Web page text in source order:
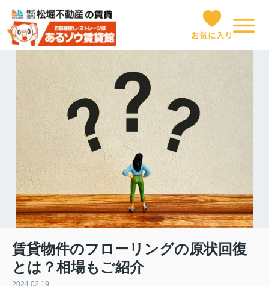
お気に入り
賃貸物件のフローリングの原状回復
とは？相場もご紹介
2024.02.19